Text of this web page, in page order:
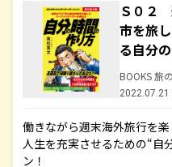
Ｓ０２
市を旅
る自分
BOOKS 旅
2022.07.21
働きながら週末海外旅行を
人生を充実させるための“自
ン！